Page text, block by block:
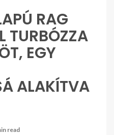
RAG
TURBÓZZA
EGY
ALAKÍTVA
read